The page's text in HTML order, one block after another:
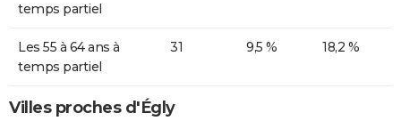
temps partiel
Les 55 à 64 ans à
temps partiel
31 9,5 % 18,2 %
Villes proches d'Égly